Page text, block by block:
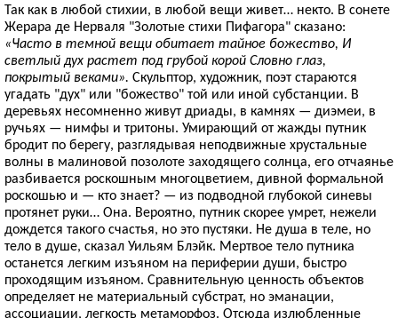
Так как в любой стихии, в любой вещи живет… некто. В сонете
Жерара де Нерваля "Золотые стихи Пифагора" сказано:
«Часто в темной вещи обитает тайное божество, И
светлый дух растет под грубой корой Словно глаз,
покрытый веками». Скульптор, художник, поэт стараются
угадать "дух" или "божество" той или иной субстанции. В
деревьях несомненно живут дриады, в камнях — диэмеи, в
ручьях — нимфы и тритоны. Умирающий от жажды путник
бродит по берегу, разглядывая неподвижные хрустальные
волны в малиновой позолоте заходящего солнца, его отчаянье
разбивается роскошным многоцветием, дивной формальной
роскошью и — кто знает? — из подводной глубокой синевы
протянет руки… Она. Вероятно, путник скорее умрет, нежели
дождется такого счастья, но это пустяки. Не душа в теле, но
тело в душе, сказал Уильям Блэйк. Мертвое тело путника
останется легким изъяном на периферии души, быстро
проходящим изъяном. Сравнительную ценность объектов
определяет не материальный субстрат, но эманации,
ассоциации, легкость метаморфоз. Отсюда излюбленные